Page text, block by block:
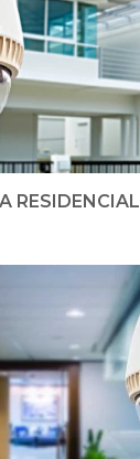
RESIDENCIAL